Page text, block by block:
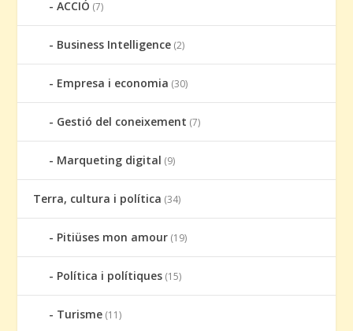
ACCIÓ (7)
Business Intelligence (2)
Empresa i economia (30)
Gestió del coneixement (7)
Marqueting digital (9)
Terra, cultura i política (34)
Pitiüses mon amour (19)
Política i polítiques (15)
Turisme (11)